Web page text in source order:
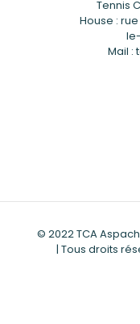
Tennis
House :
Mail :
© 2022 TCA
| Tous droits